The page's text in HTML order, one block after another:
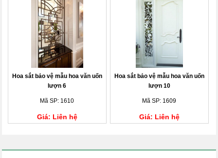
Hoa sắt bảo vệ mẫu hoa văn uốn
lượn 6
Mã SP: 1610
Giá: Liên hệ
Hoa sắt bảo vệ mẫu hoa văn uốn
lượn 10
Mã SP: 1609
Giá: Liên hệ